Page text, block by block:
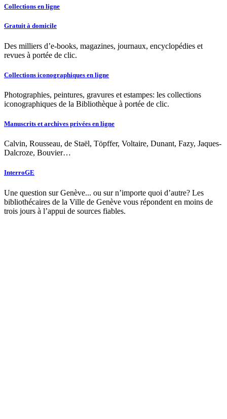
Collections en ligne
Gratuit à domicile
Des milliers d’e-books, magazines, journaux, encyclopédies et
revues à portée de clic.
Collections iconographiques en ligne
Photographies, peintures, gravures et estampes: les collections
iconographiques de la Bibliothèque à portée de clic.
Manuscrits et archives privées en ligne
Calvin, Rousseau, de Staël, Töpffer, Voltaire, Dunant, Fazy, Jaques-
Dalcroze, Bouvier…
InterroGE
Une question sur Genève... ou sur n’importe quoi d’autre? Les
bibliothécaires de la Ville de Genève vous répondent en moins de
trois jours à l’appui de sources fiables.